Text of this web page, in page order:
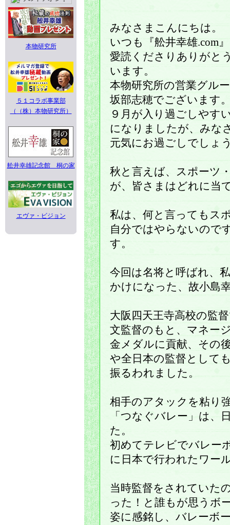
本物研究所
５１コラボ事業部
（（株）本物研究所）
舩井幸雄記念館 桐の家
エヴァ・ビジョン
みなさまこんにちは。
いつも『舩井幸雄.com
愛読くださりありがと
います。
本物研究所の営業グル
坂部志穂でございます
９月が入り過ごしやす
になりましたが、みな
元気にお過ごしでしょ
秋と言えば、スポーツ
が、皆さまはどれに当
私は、何と言ってもス
自分ではやらないので
す。
今回は名将と呼ばれ、
かけになった、故小島
大阪四天王寺高校の監
文監督のもと、マネー
金メダルに貢献、その
や全日本の監督として
振るわれました。
相手のアタックを粘り
「つなぐバレー」は、
た。
初めてテレビでバレー
に日本で行われたワー
当時監督をされていた
った！と誰もが思うボ
姿に感銘し、バレーボ